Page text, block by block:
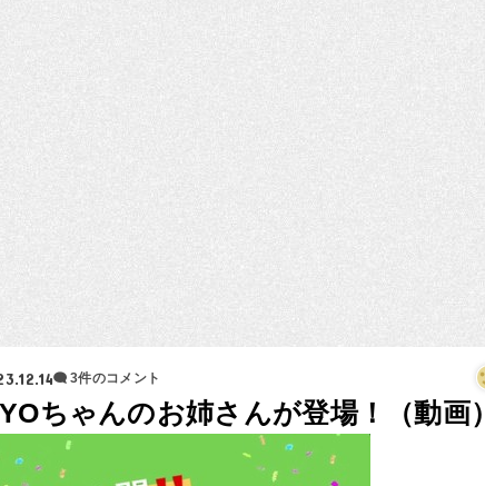
3件のコメント
ちゃんのお姉さんが登場！（動画）